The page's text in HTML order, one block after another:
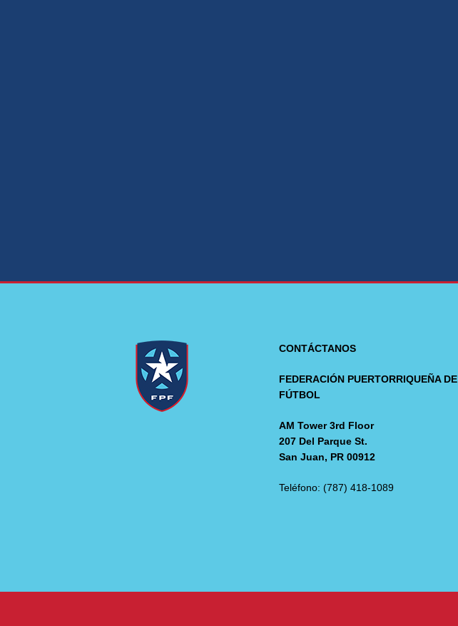
CONTÁCTANOS
FEDERACIÓN PUERTORRIQUEÑA DE
FÚTBOL
AM Tower 3rd Floor
207 Del Parque St.
San Juan, PR 00912
Teléfono: (787) 418-1089